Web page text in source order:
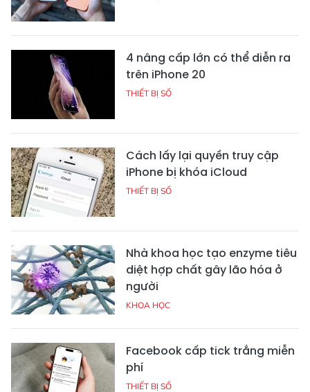
4 nâng cấp lớn có thể diễn ra
trên iPhone 20
THIẾT BỊ SỐ
Cách lấy lại quyền truy cập
iPhone bị khóa iCloud
THIẾT BỊ SỐ
Nhà khoa học tạo enzyme tiêu
diệt hợp chất gây lão hóa ở
người
KHOA HỌC
Facebook cấp tick trắng miễn
phí
THIẾT BỊ SỐ